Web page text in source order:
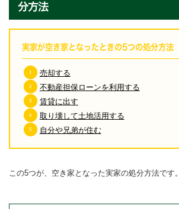
分方法
実家が空き家となったときの5つの処分方法
売却する
不動産担保ローンを利用する
賃貸に出す
取り壊して土地活用する
自分や兄弟が住む
この5つが、空き家となった実家の処分方法です。